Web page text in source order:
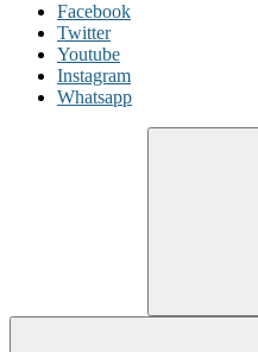
Facebook
Twitter
Youtube
Instagram
Whatsapp